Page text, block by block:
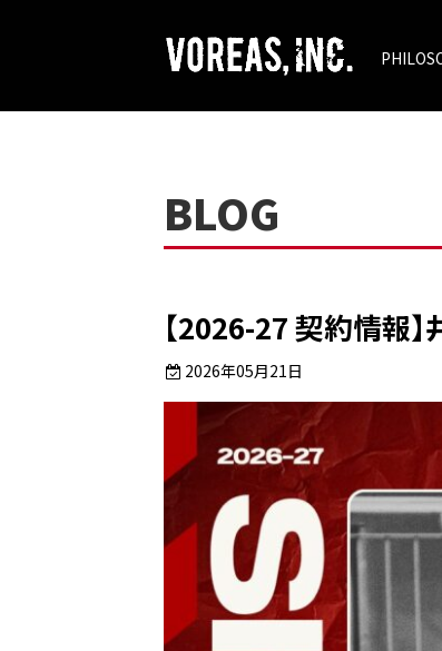
BLOG
【2026-27 契約情報
2026年05月21日